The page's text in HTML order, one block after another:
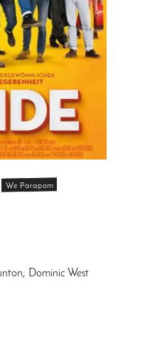
We Parapom
Dominic West